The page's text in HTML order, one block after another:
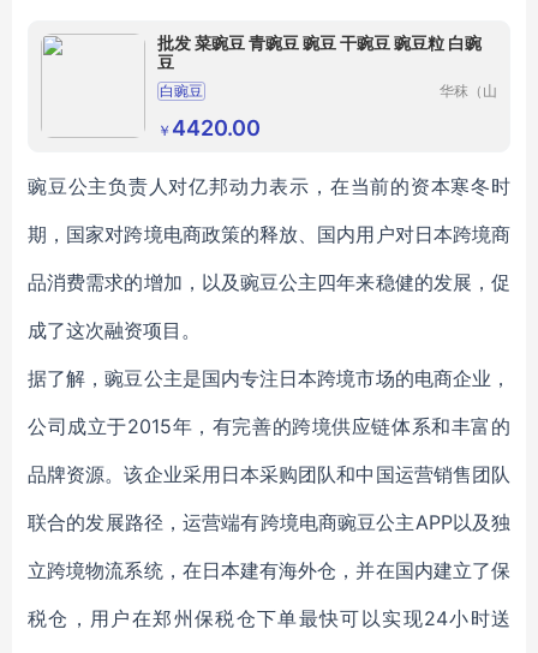
批发 菜豌豆 青豌豆 豌豆 干豌豆 豌豆粒 白豌
豆
白豌豆
华秣（山
￥ 4420.00
豌豆公主负责人对亿邦动力表示，在当前的资本寒冬时
期，国家对跨境电商政策的释放、国内用户对日本跨境商
品消费需求的增加，以及豌豆公主四年来稳健的发展，促
成了这次融资项目。
据了解，豌豆公主是国内专注日本跨境市场的电商企业，
公司成立于2015年，有完善的跨境供应链体系和丰富的
品牌资源。该企业采用日本采购团队和中国运营销售团队
联合的发展路径，运营端有跨境电商豌豆公主APP以及独
立跨境物流系统，在日本建有海外仓，并在国内建立了保
税仓，用户在郑州保税仓下单最快可以实现24小时送